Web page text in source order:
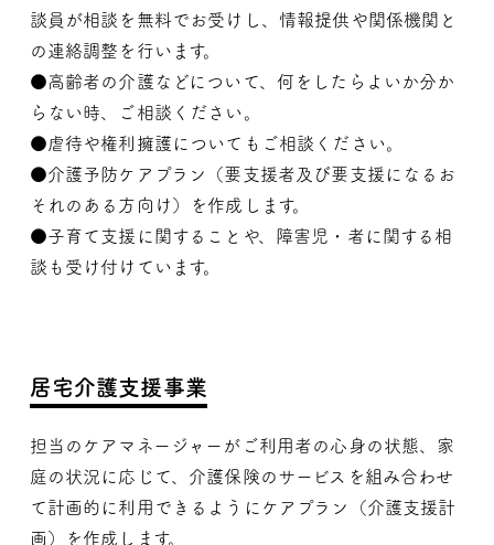
談員が相談を無料でお受けし、情報提供や関係機関と
の連絡調整を行います。
●高齢者の介護などについて、何をしたらよいか分か
らない時、ご相談ください。
●虐待や権利擁護についてもご相談ください。
●介護予防ケアプラン（要支援者及び要支援になるお
それのある方向け）を作成します。
●子育て支援に関することや、障害児・者に関する相
談も受け付けています。
居宅介護支援事業
担当のケアマネージャーがご利用者の心身の状態、家
庭の状況に応じて、介護保険のサービスを組み合わせ
て計画的に利用できるようにケアプラン（介護支援計
画）を作成します。